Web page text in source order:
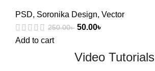
PSD, Soronika Design, Vector
250.00৳ 50.00৳
Add to cart
Video Tutorials